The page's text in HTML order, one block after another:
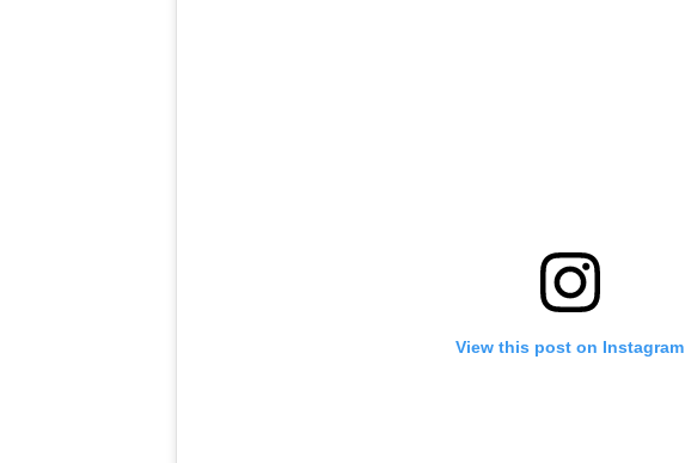
View this post on Instagram